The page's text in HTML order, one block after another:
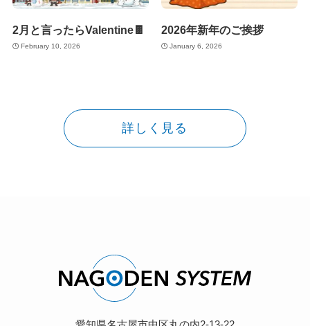
2月と言ったらValentine🍫
February 10, 2026
2026年新年のご挨拶
January 6, 2026
詳しく見る